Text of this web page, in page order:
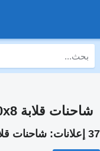
شاحنات قلابة 10x8
37 إعلانات: شاحنات